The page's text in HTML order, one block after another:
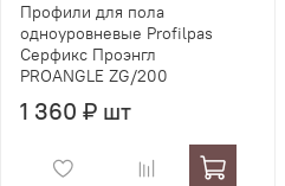
Профили для пола
одноуровневые Profilpas
Серфикс Проэнгл
PROANGLE ZG/200
1 360 ₽ шт